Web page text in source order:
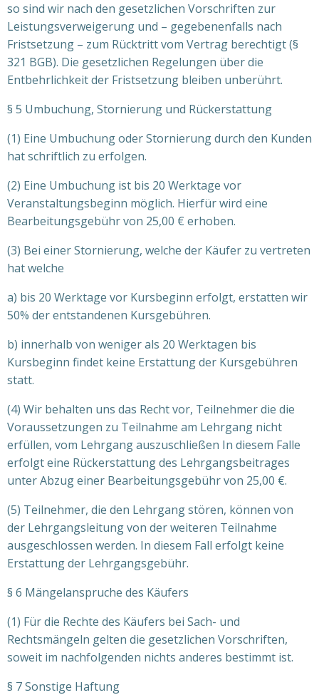
so sind wir nach den gesetzlichen Vorschriften zur
Leistungsverweigerung und – gegebenenfalls nach
Fristsetzung – zum Rücktritt vom Vertrag berechtigt (§
321 BGB). Die gesetzlichen Regelungen über die
Entbehrlichkeit der Fristsetzung bleiben unberührt.
§ 5 Umbuchung, Stornierung und Rückerstattung
(1) Eine Umbuchung oder Stornierung durch den Kunden
hat schriftlich zu erfolgen.
(2) Eine Umbuchung ist bis 20 Werktage vor
Veranstaltungsbeginn möglich. Hierfür wird eine
Bearbeitungsgebühr von 25,00 € erhoben.
(3) Bei einer Stornierung, welche der Käufer zu vertreten
hat welche
a) bis 20 Werktage vor Kursbeginn erfolgt, erstatten wir
50% der entstandenen Kursgebühren.
b) innerhalb von weniger als 20 Werktagen bis
Kursbeginn findet keine Erstattung der Kursgebühren
statt.
(4) Wir behalten uns das Recht vor, Teilnehmer die die
Voraussetzungen zu Teilnahme am Lehrgang nicht
erfüllen, vom Lehrgang auszuschließen In diesem Falle
erfolgt eine Rückerstattung des Lehrgangsbeitrages
unter Abzug einer Bearbeitungsgebühr von 25,00 €.
(5) Teilnehmer, die den Lehrgang stören, können von
der Lehrgangsleitung von der weiteren Teilnahme
ausgeschlossen werden. In diesem Fall erfolgt keine
Erstattung der Lehrgangsgebühr.
§ 6 Mängelanspruche des Käufers
(1) Für die Rechte des Käufers bei Sach- und
Rechtsmängeln gelten die gesetzlichen Vorschriften,
soweit im nachfolgenden nichts anderes bestimmt ist.
§ 7 Sonstige Haftung